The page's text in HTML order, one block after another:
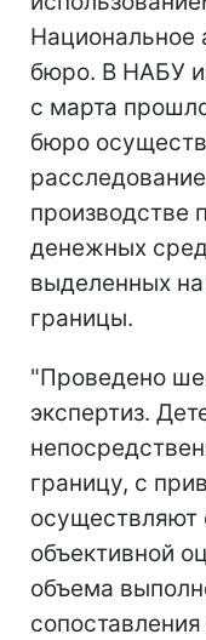
Национальное
бюро. В НАБУ
с марта
бюро
производстве
денежных
выделенных
границы.
"Проведено
экспертиз.
границу, с
осуществляют
объективной
объема